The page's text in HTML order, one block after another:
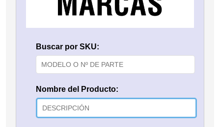
Buscar por SKU:
Nombre del Producto: